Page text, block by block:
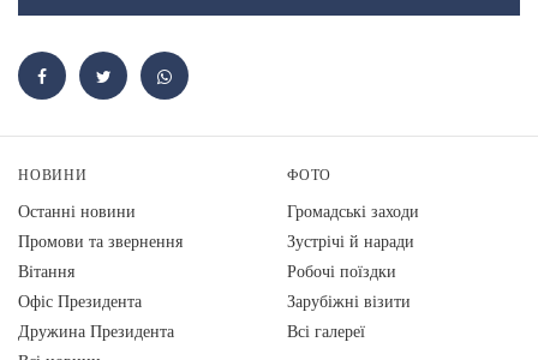
НОВИНИ
Останні новини
Промови та звернення
Вiтання
Офіс Президента
Дружина Президента
ФОТО
Громадські заходи
Зустрічі й наради
Робочі поїздки
Зарубіжні візити
Всі галереї